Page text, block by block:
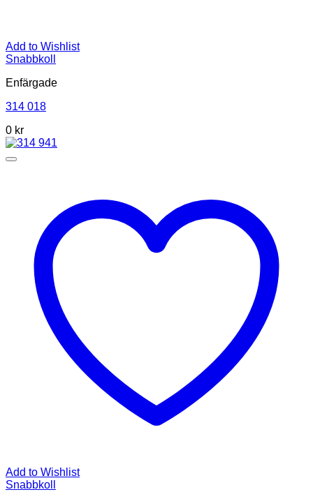
Add to Wishlist
Snabbkoll
Enfärgade
314 018
0 kr
Add to Wishlist
Snabbkoll